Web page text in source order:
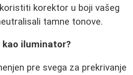
korektor u boji vašeg
tamne tonove.
iluminator?
pre svega za prekrivanje